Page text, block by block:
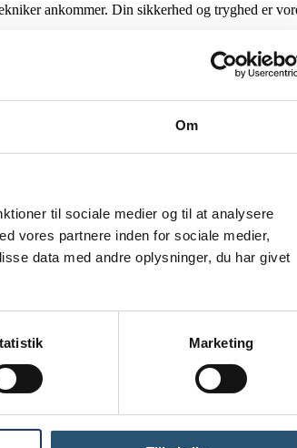
Om
til sociale medier og til at analysere
vores partnere inden for sociale medier,
data med andre oplysninger, du har givet
Marketing
ankommer. Din sikkerhed og tryghed er
hurtigt videre, uanset om det drejer sig om
med det samme, så tager vi hånd om problemet.